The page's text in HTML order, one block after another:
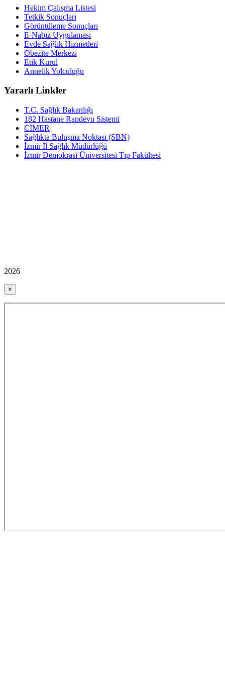
Hekim Çalışma Listesi
Tetkik Sonuçları
Görüntüleme Sonuçları
E-Nabız Uygulaması
Evde Sağlık Hizmetleri
Obezite Merkezi
Etik Kurul
Annelik Yolculuğu
Yararlı Linkler
T.C. Sağlık Bakanlığı
182 Hastane Randevu Sistemi
CİMER
Sağlıkta Buluşma Noktası (SBN)
İzmir İl Sağlık Müdürlüğü
İzmir Demokrasi Üniversitesi Tıp Fakültesi
2026
×